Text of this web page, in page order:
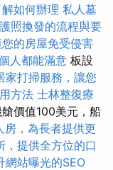
如何辦理 私人墓
護照換發的流程與要
的房屋免受侵害
人都能滿意 板設
家打掃服務，讓您
方法 士林整復療
價值100美元，船
房，為長者提供更
，提供全方位的口
網站曝光的SEO